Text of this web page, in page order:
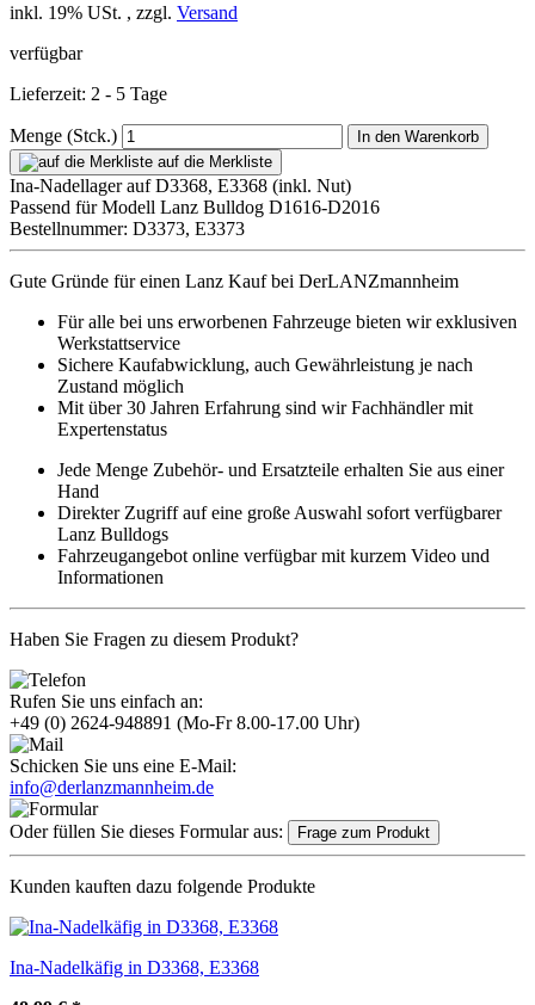
inkl. 19% USt. , zzgl. Versand
verfügbar
Lieferzeit: 2 - 5 Tage
Menge (Stck.)
In den Warenkorb
auf die Merkliste
Ina-Nadellager auf D3368, E3368 (inkl. Nut)
Passend für Modell Lanz Bulldog D1616-D2016
Bestellnummer: D3373, E3373
Gute Gründe für einen Lanz Kauf bei DerLANZmannheim
Für alle bei uns erworbenen Fahrzeuge bieten wir exklusiven
Werkstattservice
Sichere Kaufabwicklung, auch Gewährleistung je nach
Zustand möglich
Mit über 30 Jahren Erfahrung sind wir Fachhändler mit
Expertenstatus
Jede Menge Zubehör- und Ersatzteile erhalten Sie aus einer
Hand
Direkter Zugriff auf eine große Auswahl sofort verfügbarer
Lanz Bulldogs
Fahrzeugangebot online verfügbar mit kurzem Video und
Informationen
Haben Sie Fragen zu diesem Produkt?
Rufen Sie uns einfach an:
+49 (0) 2624-948891 (Mo-Fr 8.00-17.00 Uhr)
Schicken Sie uns eine E-Mail:
info@derlanzmannheim.de
Oder füllen Sie dieses Formular aus: Frage zum Produkt
Kunden kauften dazu folgende Produkte
Ina-Nadelkäfig in D3368, E3368